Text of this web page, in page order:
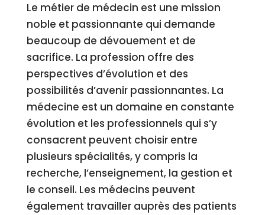
Le métier de médecin est une mission
noble et passionnante qui demande
beaucoup de dévouement et de
sacrifice. La profession offre des
perspectives d’évolution et des
possibilités d’avenir passionnantes. La
médecine est un domaine en constante
évolution et les professionnels qui s’y
consacrent peuvent choisir entre
plusieurs spécialités, y compris la
recherche, l’enseignement, la gestion et
le conseil. Les médecins peuvent
également travailler auprès des patients